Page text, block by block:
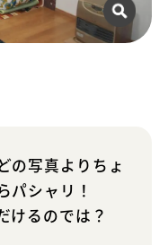
の写真よりちょ
パシャリ！
けるのでは？